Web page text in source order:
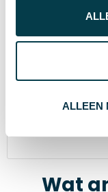
ALLEEN
Merk
Artikelnummer
Wat